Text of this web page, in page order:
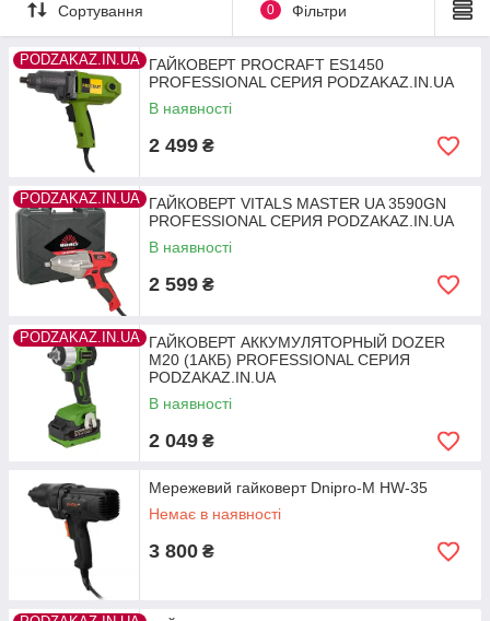
Сортування 0 Фільтри
PODZAKAZ.IN.UA ГАЙКОВЕРТ PROCRAFT ES1450
PROFESSIONAL СЕРИЯ PODZAKAZ.IN.UA
В наявності
2 499 ₴
PODZAKAZ.IN.UA ГАЙКОВЕРТ VITALS MASTER UA 3590GN
PROFESSIONAL СЕРИЯ PODZAKAZ.IN.UA
В наявності
2 599 ₴
PODZAKAZ.IN.UA ГАЙКОВЕРТ АККУМУЛЯТОРНЫЙ DOZER
M20 (1АКБ) PROFESSIONAL СЕРИЯ
PODZAKAZ.IN.UA
В наявності
2 049 ₴
Мережевий гайковерт Dnipro-M HW-35
Немає в наявності
3 800 ₴